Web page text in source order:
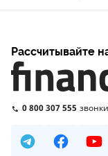
Рассчитывайте
0 800 307 555